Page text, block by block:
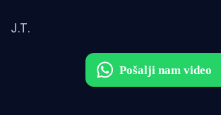
J.T.